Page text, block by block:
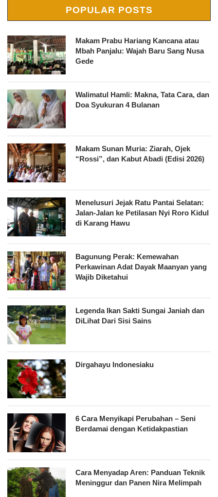
POPULAR POSTS
Makam Prabu Hariang Kancana atau
Mbah Panjalu: Wajah Baru Sang Nusa
Gede
Walimatul Hamli: Makna, Tata Cara, dan
Doa Syukuran 4 Bulanan
Makam Sunan Muria: Ziarah, Ojek
“Rossi”, dan Kabut Abadi (Edisi 2026)
Menelusuri Jejak Ratu Pantai Selatan:
Jalan-Jalan ke Petilasan Nyi Roro Kidul
di Karang Hawu
Bagunung Perak: Kemewahan
Perkawinan Adat Dayak Maanyan yang
Wajib Diketahui
Legenda Ikan Sakti Sungai Janiah dan
DiLihat Dari Sisi Sains
Dirgahayu Indonesiaku
6 Cara Menyikapi Perubahan – Seni
Berdamai dengan Ketidakpastian
Cara Menyadap Aren: Panduan Teknik
Meninggur dan Panen Nira Melimpah